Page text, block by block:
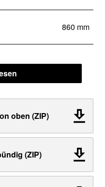
860 mm
oben (ZIP)
(ZIP)